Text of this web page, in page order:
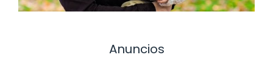
Anuncios